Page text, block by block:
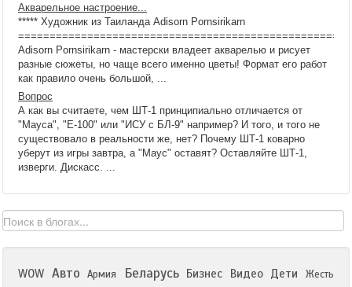
Акварельное настроение...
***** Художник из Таиланда Adisorn Pornsirikarn
Adisorn Pornsirikarn - мастерски владеет акварелью и рисует
разные сюжеты, но чаще всего именно цветы! Формат его работ
как правило очень большой, ...
Вопрос
А как вы считаете, чем ШТ-1 принципиально отличается от
"Мауса", "Е-100" или "ИСУ с БЛ-9" например? И того, и того не
существовало в реальности же, нет? Почему ШТ-1 коварно
уберут из игры завтра, а "Маус" оставят? Оставляйте ШТ-1,
изверги. Дискасс. ...
WOW Авто Армия Беларусь Бизнес Видео Дети
Жесть